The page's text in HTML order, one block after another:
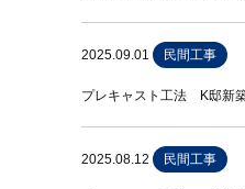
2025.09.01 民間工事
プレキャスト工法 K邸
2025.08.12 民間工事